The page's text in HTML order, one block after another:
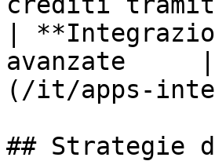
|
avanzate
(/it/apps-
## Strategie